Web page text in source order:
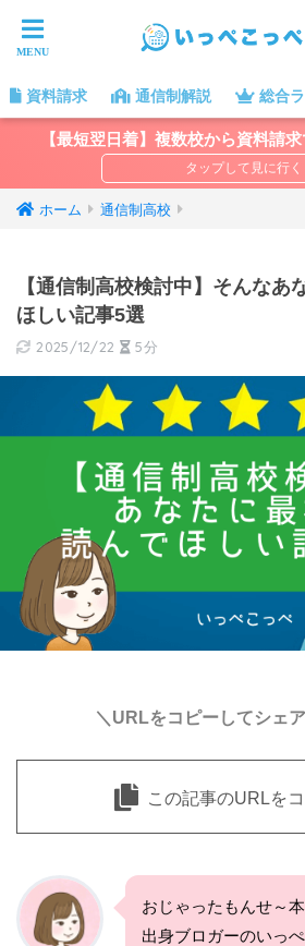
資料請求 通信制解説 総合
【最短翌日着】複数校から資料請
ホーム 通信制高校
【通信制高校検討中】そんなあ
ほしい記事5選
2025/12/22 5分
＼URLをコピーしてシェ
この記事のURLを
おじゃったもんせ～
出身ブロガーのいっ